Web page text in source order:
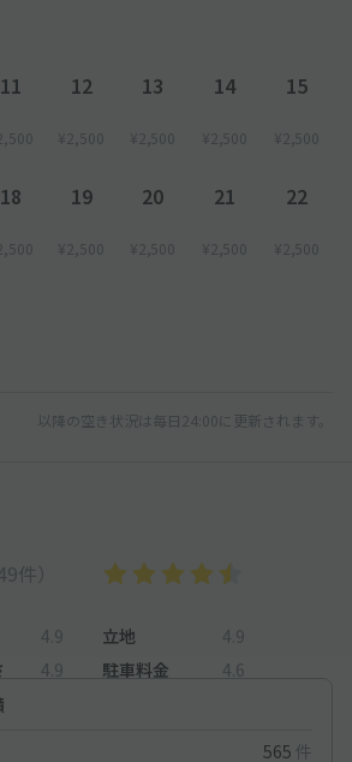
持ちの上、1Fフロントまでお越しくださ
約完了画面をご提示いただき、駐車券の
す。
常の時間貸しの駐車料金が発生致します。
11 12
¥2,500
13
¥2,500
14
¥2,500
15
¥2,500
18 19
¥2,500
20
¥2,500
21
¥2,500
22
¥2,500
以降の空き状況は毎日24:00に更新されます。
件）
4.9 立地
4.9
4.9 駐車料金
4.6
565 件